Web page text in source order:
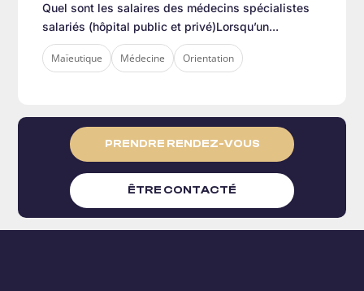
Quel sont les salaires des médecins spécialistes
salariés (hôpital public et privé)Lorsqu’un...
Maïeutique Médecine Orientation
PRENDRE RENDEZ-VOUS
ÊTRE CONTACTÉ